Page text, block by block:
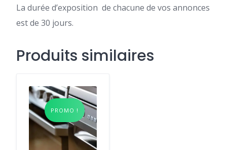
La durée d’exposition de chacune de vos annonces
est de 30 jours.
Produits similaires
PROMO !